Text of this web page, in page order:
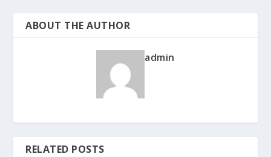
ABOUT THE AUTHOR
admin
RELATED POSTS